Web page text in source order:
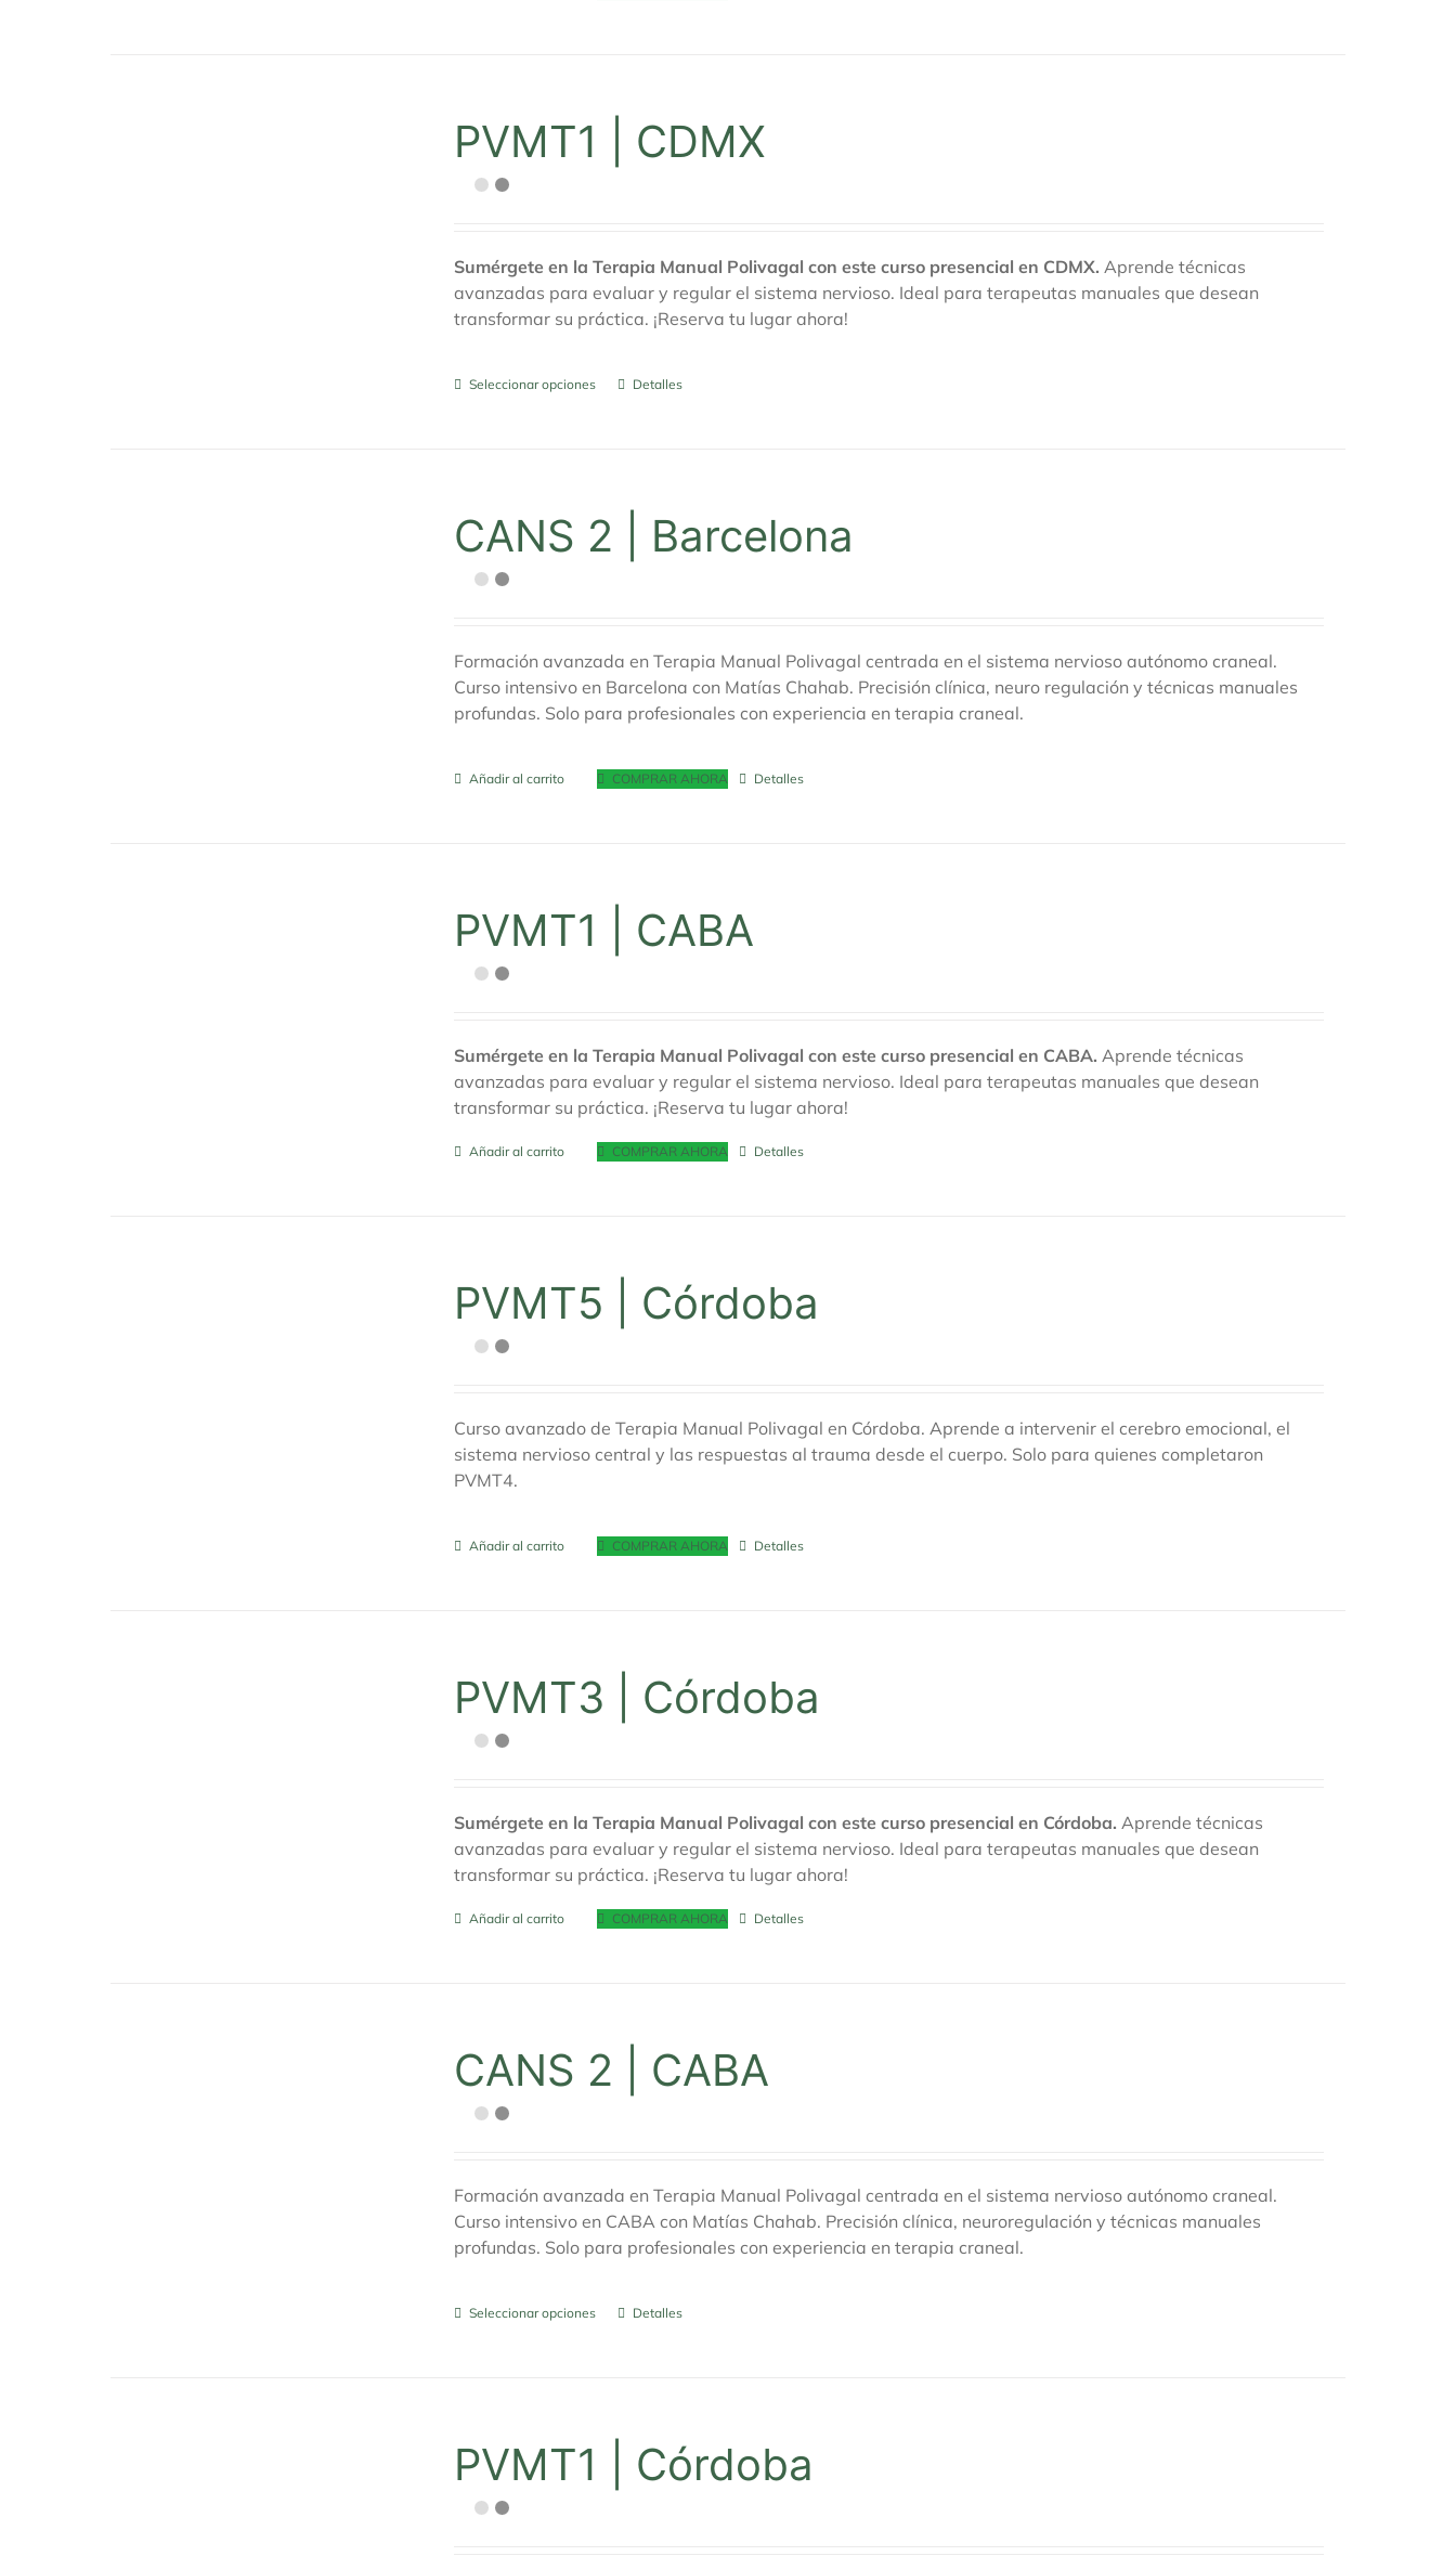
PVMT1 | CDMX
Sumérgete en la Terapia Manual Polivagal con este curso presencial en CDMX. Aprende técnicas
avanzadas para evaluar y regular el sistema nervioso. Ideal para terapeutas manuales que desean
transformar su práctica. ¡Reserva tu lugar ahora!
Seleccionar opciones
Este
Las
opciones
se
la
página
de
Detalles
CANS 2 | Barcelona
Formación avanzada en Terapia Manual Polivagal centrada en el sistema nervioso autónomo craneal.
Curso intensivo en Barcelona con Matías Chahab. Precisión clínica, neuro regulación y técnicas manuales
profundas. Solo para profesionales con experiencia en terapia craneal.
Añadir al carrito COMPRAR AHORA Detalles
PVMT1 | CABA
Sumérgete en la Terapia Manual Polivagal con este curso presencial en CABA. Aprende técnicas
avanzadas para evaluar y regular el sistema nervioso. Ideal para terapeutas manuales que desean
transformar su práctica. ¡Reserva tu lugar ahora!
Añadir al carrito COMPRAR AHORA Detalles
PVMT5 | Córdoba
Curso avanzado de Terapia Manual Polivagal en Córdoba. Aprende a intervenir el cerebro emocional, el
sistema nervioso central y las respuestas al trauma desde el cuerpo. Solo para quienes completaron
PVMT4.
Añadir al carrito COMPRAR AHORA Detalles
PVMT3 | Córdoba
Sumérgete en la Terapia Manual Polivagal con este curso presencial en Córdoba. Aprende técnicas
avanzadas para evaluar y regular el sistema nervioso. Ideal para terapeutas manuales que desean
transformar su práctica. ¡Reserva tu lugar ahora!
Añadir al carrito COMPRAR AHORA Detalles
CANS 2 | CABA
Formación avanzada en Terapia Manual Polivagal centrada en el sistema nervioso autónomo craneal.
Curso intensivo en CABA con Matías Chahab. Precisión clínica, neuroregulación y técnicas manuales
profundas. Solo para profesionales con experiencia en terapia craneal.
Seleccionar opciones
Este
Las
opciones
se
Detalles
PVMT1 | Córdoba